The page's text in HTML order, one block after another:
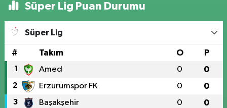
Süper Lig Puan Durumu
Süper Lig
# Takım O P
1 Amed 0 0
2 Erzurumspor FK 0 0
3 Başakşehir 0 0